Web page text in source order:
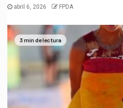
abril 6, 2026 FPDA
3 min de lectura